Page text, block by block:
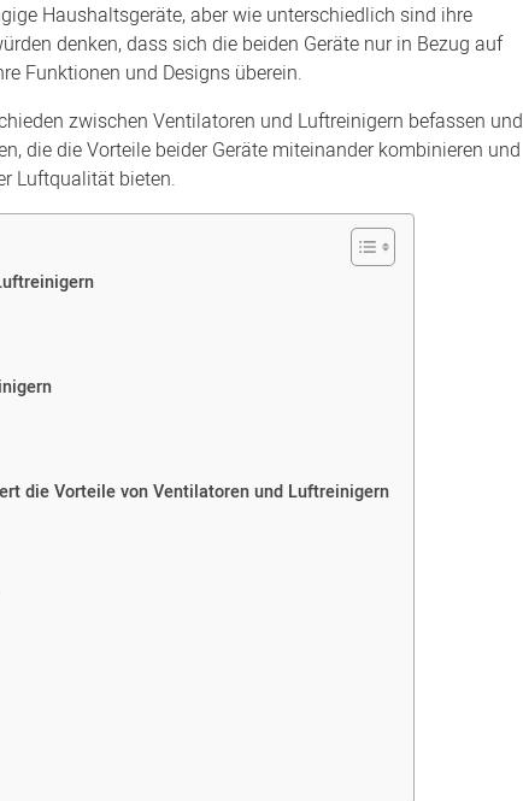
Haushaltsgeräte, aber wie unterschiedlich sind ihre
denken, dass sich die beiden Geräte nur in Bezug auf
Funktionen und Designs überein.
zwischen Ventilatoren und Luftreinigern befassen und
die die Vorteile beider Geräte miteinander kombinieren und
Luftqualität bieten.
die Vorteile von Ventilatoren und Luftreinigern